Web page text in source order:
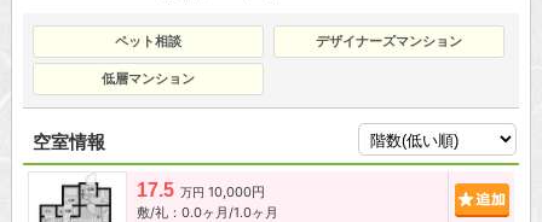
ペット相談 デザイナーズマンション
低層マンション
空室情報
17.5 万円 10,000円
敷/礼：0.0ヶ月/1.0ヶ月